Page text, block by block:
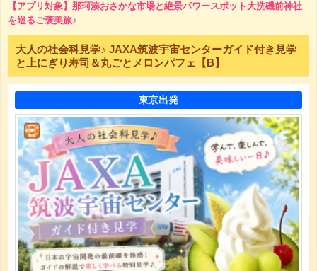
【アプリ対象】那珂湊おさかな市場と絶景パワースポット大洗磯前神社
を巡るご褒美旅♪
大人の社会科見学♪ JAXA筑波宇宙センターガイド付き見学
と上にぎり寿司＆丸ごとメロンパフェ【B】
東京出発